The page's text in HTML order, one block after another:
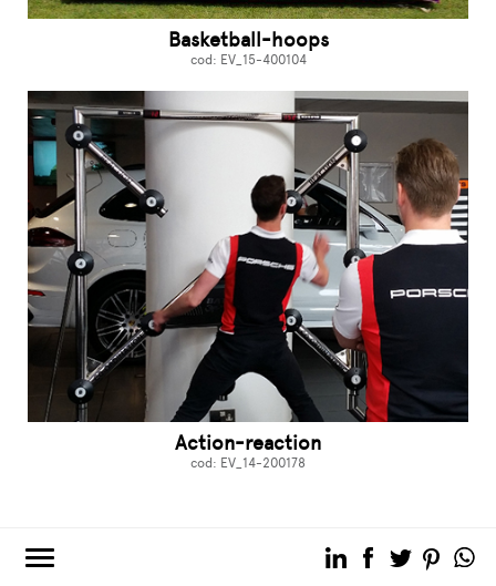
Basketball-hoops
cod: EV_15-400104
Action-reaction
cod: EV_14-200178